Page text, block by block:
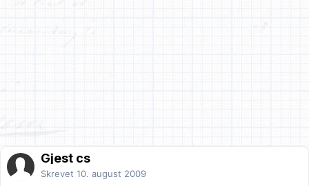
Gjest cs
Skrevet 10. august 2009